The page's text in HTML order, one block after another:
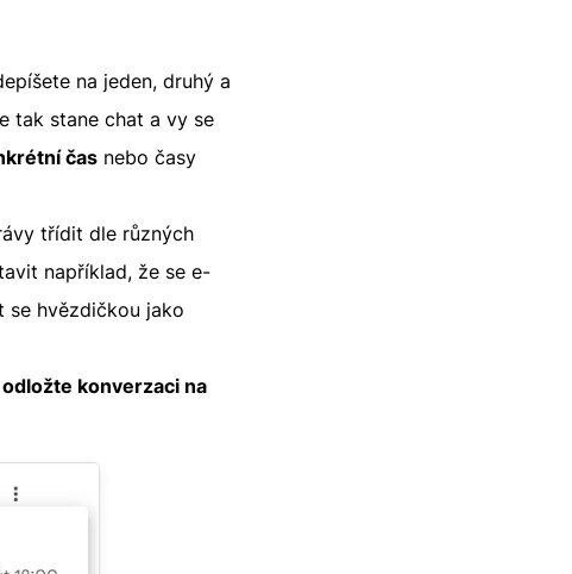
na jeden, druhý a
tak stane chat a vy se
čas nebo časy
třídit dle různých
například, že se e-
se hvězdičkou jako
odložte konverzaci na